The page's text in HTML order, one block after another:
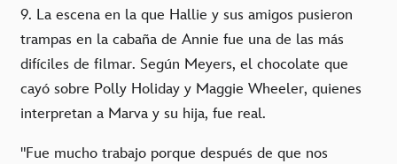
9. La escena en la que Hallie y sus amigos pusieron
trampas en la cabaña de Annie fue una de las más
difíciles de filmar. Según Meyers, el chocolate que
cayó sobre Polly Holiday y Maggie Wheeler, quienes
interpretan a Marva y su hija, fue real.
"Fue mucho trabajo porque después de que nos